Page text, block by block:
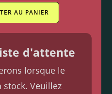
AU PANIER
d'attente
lorsque le
Veuillez